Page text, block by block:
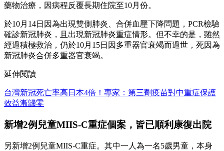
藥物治療，因病程反覆長期住院至10月份。
於10月14日因為出現雙側肺炎、合併血壓下降問題，PCR檢驗
確診新冠肺炎，且出現新冠肺炎重症情形。但不幸的是，雖然
經過積極救治，仍於10月15日因多重器官衰竭而過世，死因為
新冠肺炎合併多重器官衰竭。
延伸閱讀
台灣新冠死亡率高日本4倍！專家：第三劑疫苗對中重症保護
效益漸歸零
新增2例兒童MIIS-C重症個案，皆已順利康復出院
另新增2例兒童MIIS-C重症。其中一人為一名5歲男童，本身